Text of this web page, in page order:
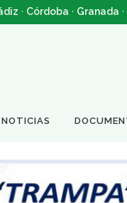
· Córdoba · Granada ·
NOTICIAS